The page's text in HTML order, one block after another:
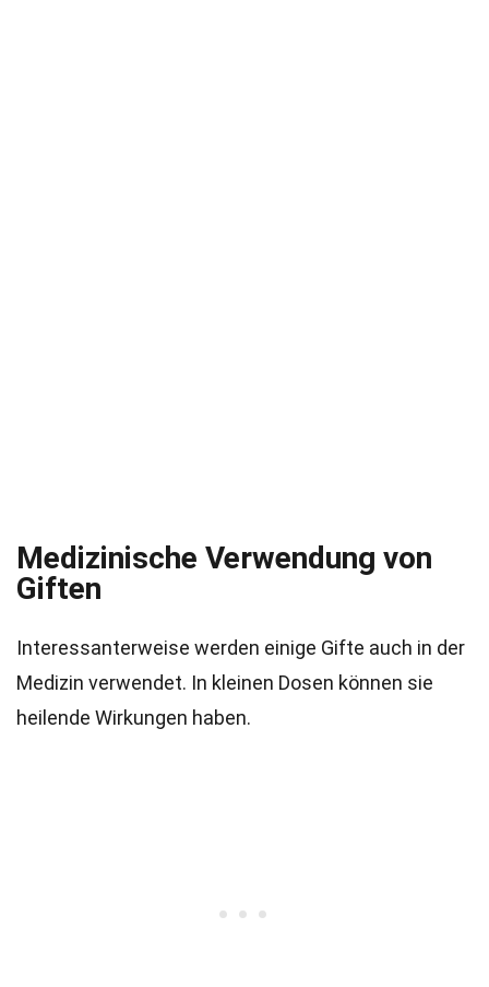
Medizinische Verwendung von
Giften
Interessanterweise werden einige Gifte auch in der
Medizin verwendet. In kleinen Dosen können sie
heilende Wirkungen haben.